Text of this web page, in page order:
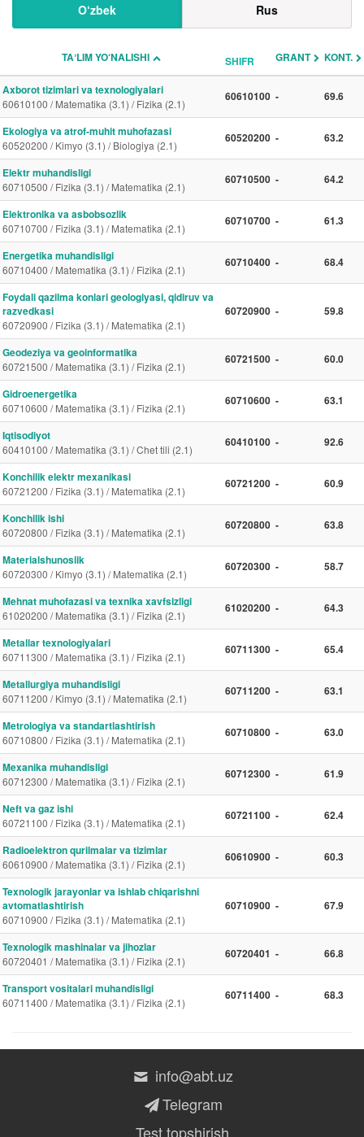
O‘zbek
Rus
TAʼLIM YO‘NALISHI SHIFR GRANT KONT.
Axborot tizimlari va texnologiyalari
60610100 / Matematika (3.1) / Fizika (2.1)
60610100 - 69.6
Ekologiya va atrof-muhit muhofazasi
60520200 / Kimyo (3.1) / Biologiya (2.1)
60520200 - 63.2
Elektr muhandisligi
60710500 / Fizika (3.1) / Matematika (2.1)
60710500 - 64.2
Elektronika va asbobsozlik
60710700 / Fizika (3.1) / Matematika (2.1)
60710700 - 61.3
Energetika muhandisligi
60710400 / Matematika (3.1) / Fizika (2.1)
60710400 - 68.4
Foydali qazilma konlari geologiyasi, qidiruv va
razvedkasi
60720900 / Fizika (3.1) / Matematika (2.1)
60720900 - 59.8
Geodeziya va geoinformatika
60721500 / Matematika (3.1) / Fizika (2.1)
60721500 - 60.0
Gidroenergetika
60710600 / Matematika (3.1) / Fizika (2.1)
60710600 - 63.1
Iqtisodiyot
60410100 / Matematika (3.1) / Chet tili (2.1)
60410100 - 92.6
Konchilik elektr mexanikasi
60721200 / Fizika (3.1) / Matematika (2.1)
60721200 - 60.9
Konchilik ishi
60720800 / Fizika (3.1) / Matematika (2.1)
60720800 - 63.8
Materialshunoslik
60720300 / Kimyo (3.1) / Matematika (2.1)
60720300 - 58.7
Mehnat muhofazasi va texnika xavfsizligi
61020200 / Matematika (3.1) / Fizika (2.1)
61020200 - 64.3
Metallar texnologiyalari
60711300 / Matematika (3.1) / Fizika (2.1)
60711300 - 65.4
Metallurgiya muhandisligi
60711200 / Kimyo (3.1) / Matematika (2.1)
60711200 - 63.1
Metrologiya va standartlashtirish
60710800 / Fizika (3.1) / Matematika (2.1)
60710800 - 63.0
Mexanika muhandisligi
60712300 / Matematika (3.1) / Fizika (2.1)
60712300 - 61.9
Neft va gaz ishi
60721100 / Fizika (3.1) / Matematika (2.1)
60721100 - 62.4
Radioelektron qurilmalar va tizimlar
60610900 / Matematika (3.1) / Fizika (2.1)
60610900 - 60.3
Texnologik jarayonlar va ishlab chiqarishni
avtomatlashtirish
60710900 / Fizika (3.1) / Matematika (2.1)
60710900 - 67.9
Texnologik mashinalar va jihozlar
60720401 / Matematika (3.1) / Fizika (2.1)
60720401 - 66.8
Transport vositalari muhandisligi
60711400 / Matematika (3.1) / Fizika (2.1)
60711400 - 68.3
info@abt.uz
Telegram
Test topshirish